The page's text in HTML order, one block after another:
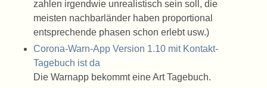
zahlen irgendwie unrealistisch sein soll, die
meisten nachbarländer haben proportional
entsprechende phasen schon erlebt usw.)
Corona-Warn-App Version 1.10 mit Kontakt-
Tagebuch ist da
Die Warnapp bekommt eine Art Tagebuch.